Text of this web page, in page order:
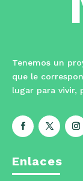
Tenemos un
que le
lugar para vivir,
Enlaces